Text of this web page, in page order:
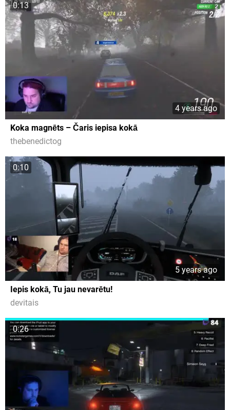
0:13
4 years ago
Koka magnēts – Čaris iepisa kokā
thebenedictog
0:10
5 years ago
Iepis kokā, Tu jau nevarētu!
devitais
0:26